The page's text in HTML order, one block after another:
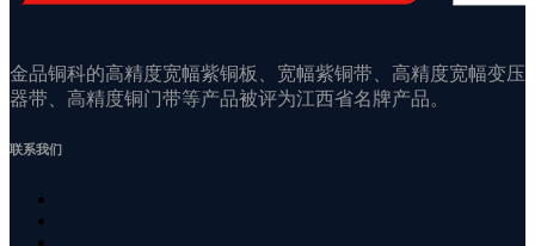
金品铜科的高精度宽幅紫铜板、宽幅紫铜带、高精度宽幅变压
器带、高精度铜门带等产品被评为江西省名牌产品。
联系我们